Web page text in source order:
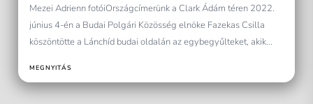
Mezei Adrienn fotóiOrszágcímerünk a Clark Ádám téren 2022.
június 4-én a Budai Polgári Közösség elnöke Fazekas Csilla
köszöntötte a Lánchíd budai oldalán az egybegyűlteket, akik...
MEGNYITÁS